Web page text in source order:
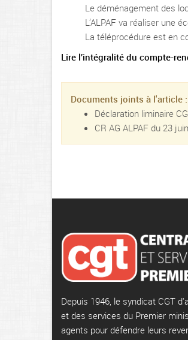
Le déménagement des
L’ALPAF va réaliser une
La téléprocédure est en
Lire l’intégralité du compte-
Documents joints à l'article :
Déclaration liminaire
CR AG ALPAF du 23
Depuis 1946, le syndicat CGT
et des services du Premier
agents pour défendre leurs